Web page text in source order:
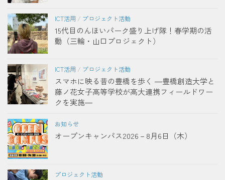
ICT活用 / プロジェクト活動
15代目のんほいパーク盛り上げ隊！春学期の活
動（三輪・山口プロジェクト）
ICT活用 / プロジェクト活動
スマホに映る昔の豊橋を歩く ―豊橋創造大学と
藤ノ花女子高等学校が高大連携フィールドワー
クを実施―
お知らせ
オープンキャンパス2026－8月6日（木）
プロジェクト活動